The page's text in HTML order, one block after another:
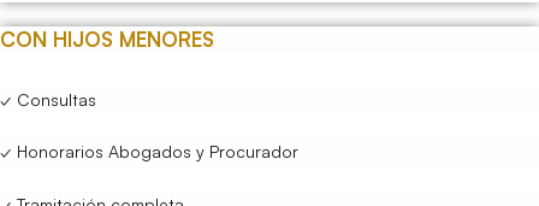
CON HIJOS MENORES
✓ Consultas
✓ Honorarios Abogados y Procurador